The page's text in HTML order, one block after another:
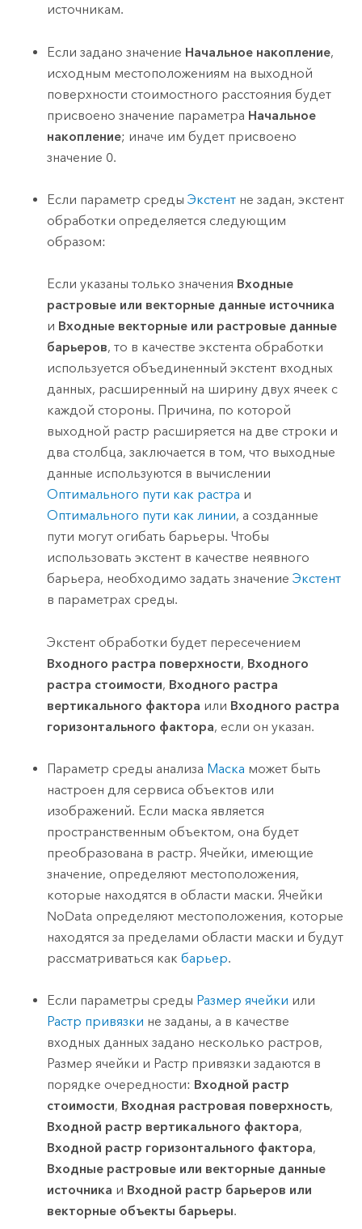
источникам.
Если задано значение Начальное накопление,
исходным местоположениям на выходной
поверхности стоимостного расстояния будет
присвоено значение параметра Начальное
накопление; иначе им будет присвоено
значение 0.
Если параметр средыЭкстент не задан, экстент
обработки определяется следующим
образом:
Если указаны только значения Входные
растровые или векторные данные источника
и Входные векторные или растровые данные
барьеров, то в качестве экстента обработки
используется объединенный экстент входных
данных, расширенный на ширину двух ячеек с
каждой стороны. Причина, по которой
выходной растр расширяется на две строки и
два столбца, заключается в том, что выходные
данные используются в вычислении
Оптимального пути как растра и
Оптимального пути как линии, а созданные
пути могут огибать барьеры. Чтобы
использовать экстент в качестве неявного
барьера, необходимо задать значениеЭкстент
в параметрах среды.
Экстент обработки будет пересечением
Входного растра поверхности, Входного
растра стоимости, Входного растра
вертикального фактора или Входного растра
горизонтального фактора, если он указан.
Параметр среды анализа Маска может быть
настроен для сервиса объектов или
изображений. Если маска является
пространственным объектом, она будет
преобразована в растр. Ячейки, имеющие
значение, определяют местоположения,
которые находятся в области маски. Ячейки
NoData определяют местоположения, которые
находятся за пределами области маски и будут
рассматриваться какбарьер.
Если параметры среды Размер ячейки или
Растр привязки не заданы, а в качестве
входных данных задано несколько растров,
Размер ячейки и Растр привязки задаются в
порядке очередности: Входной растр
стоимости, Входная растровая поверхность,
Входной растр вертикального фактора,
Входной растр горизонтального фактора,
Входные растровые или векторные данные
источника и Входной растр барьеров или
векторные объекты барьеры.